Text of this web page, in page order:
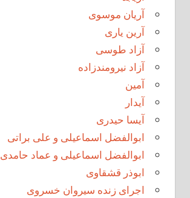
آریان موسوی
آرین یاری
آزاد طوسی
آزاد نیرومندزاده
آمین
آیدار
آیسا حیدری
ابوالفضل اسماعیلی و علی براتی
ابوالفضل اسماعیلی و عماد حامدی
ابوذر قشقاوی
اجرای زنده سیروان خسروی